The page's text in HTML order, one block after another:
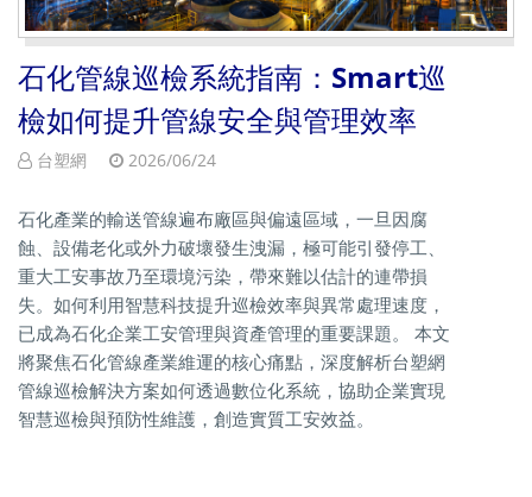
石化管線巡檢系統指南：Smart巡
檢如何提升管線安全與管理效率
台塑網 2026/06/24
石化產業的輸送管線遍布廠區與偏遠區域，一旦因腐
蝕、設備老化或外力破壞發生洩漏，極可能引發停工、
重大工安事故乃至環境污染，帶來難以估計的連帶損
失。如何利用智慧科技提升巡檢效率與異常處理速度，
已成為石化企業工安管理與資產管理的重要課題。 本文
將聚焦石化管線產業維運的核心痛點，深度解析台塑網
管線巡檢解決方案如何透過數位化系統，協助企業實現
智慧巡檢與預防性維護，創造實質工安效益。